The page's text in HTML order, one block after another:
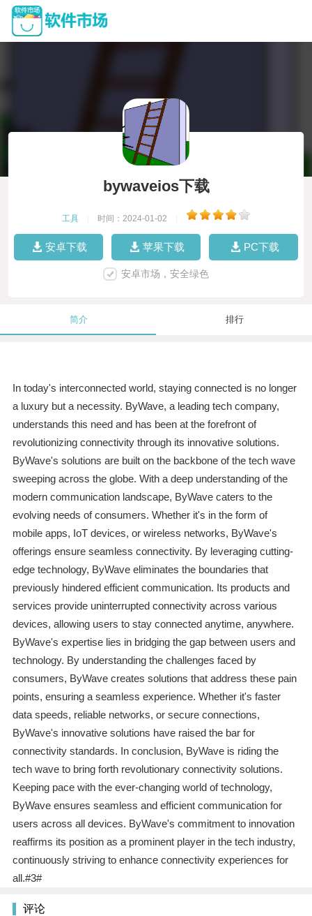
bywaveios下载
工具 时间：2024-01-02
安卓下载 苹果下载 PC下载
安卓市场，安全绿色
简介 排行
In today's interconnected world, staying connected is no longer
a luxury but a necessity. ByWave, a leading tech company,
understands this need and has been at the forefront of
revolutionizing connectivity through its innovative solutions.
ByWave's solutions are built on the backbone of the tech wave
sweeping across the globe. With a deep understanding of the
modern communication landscape, ByWave caters to the
evolving needs of consumers. Whether it's in the form of
mobile apps, IoT devices, or wireless networks, ByWave's
offerings ensure seamless connectivity. By leveraging cutting-
edge technology, ByWave eliminates the boundaries that
previously hindered efficient communication. Its products and
services provide uninterrupted connectivity across various
devices, allowing users to stay connected anytime, anywhere.
ByWave's expertise lies in bridging the gap between users and
technology. By understanding the challenges faced by
consumers, ByWave creates solutions that address these pain
points, ensuring a seamless experience. Whether it's faster
data speeds, reliable networks, or secure connections,
ByWave's innovative solutions have raised the bar for
connectivity standards. In conclusion, ByWave is riding the
tech wave to bring forth revolutionary connectivity solutions.
Keeping pace with the ever-changing world of technology,
ByWave ensures seamless and efficient communication for
users across all devices. ByWave's commitment to innovation
reaffirms its position as a prominent player in the tech industry,
continuously striving to enhance connectivity experiences for
all.#3#
评论